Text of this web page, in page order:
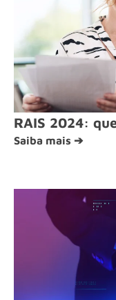
RAIS 2024:
Saiba mais ➔